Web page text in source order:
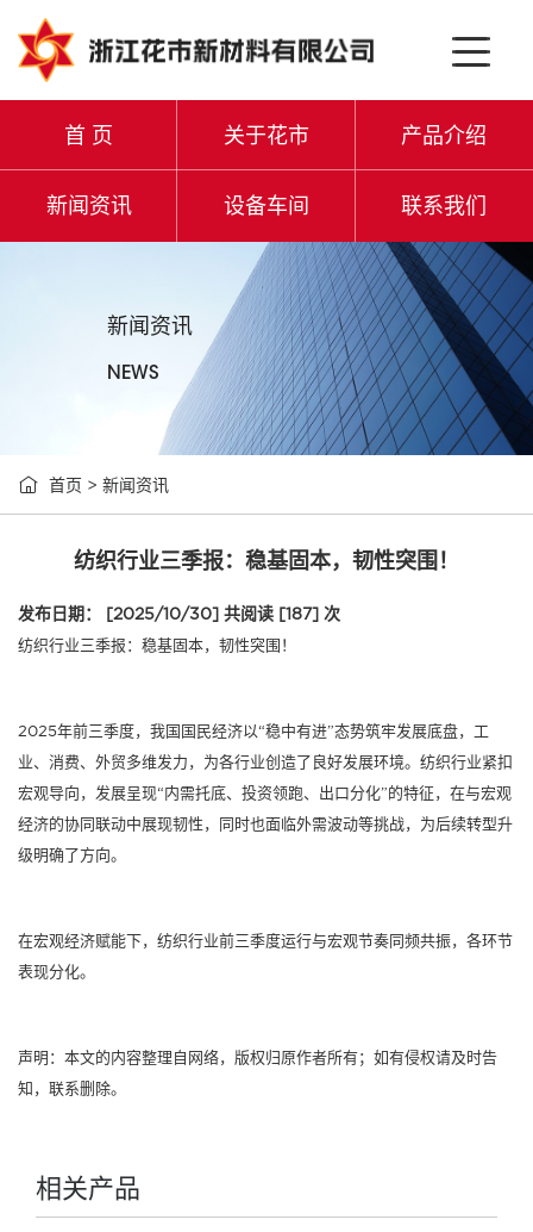
首 页 关于花市 产品介绍
新闻资讯 设备车间 联系我们
新闻资讯
NEWS
 首页 > 新闻资讯
纺织行业三季报：稳基固本，韧性突围！
发布日期： [2025/10/30] 共阅读 [187] 次
纺织行业三季报：稳基固本，韧性突围！
2025年前三季度，我国国民经济以“稳中有进”态势筑牢发展底盘，工
业、消费、外贸多维发力，为各行业创造了良好发展环境。纺织行业紧扣
宏观导向，发展呈现“内需托底、投资领跑、出口分化”的特征，在与宏观
经济的协同联动中展现韧性，同时也面临外需波动等挑战，为后续转型升
级明确了方向。
在宏观经济赋能下，纺织行业前三季度运行与宏观节奏同频共振，各环节
表现分化。
声明：本文的内容整理自网络，版权归原作者所有；如有侵权请及时告
知，联系删除。
相关产品